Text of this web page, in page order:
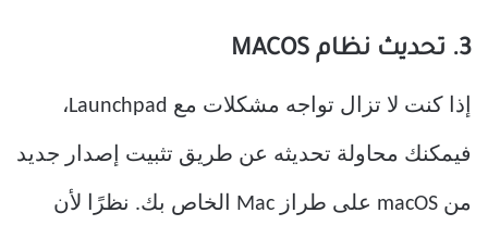
3. تحديث نظام MACOS
إذا كنت لا تزال تواجه مشكلات مع Launchpad،
فيمكنك محاولة تحديثه عن طريق تثبيت إصدار جديد
من macOS على طراز Mac الخاص بك. نظرًا لأن